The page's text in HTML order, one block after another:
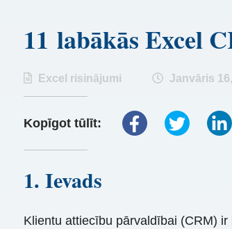
11 labākās Excel
Excel risinājumi Janvāris
Kopīgot tūlīt:
1. Ievads
Klientu attiecību pārvaldībai (CRM)